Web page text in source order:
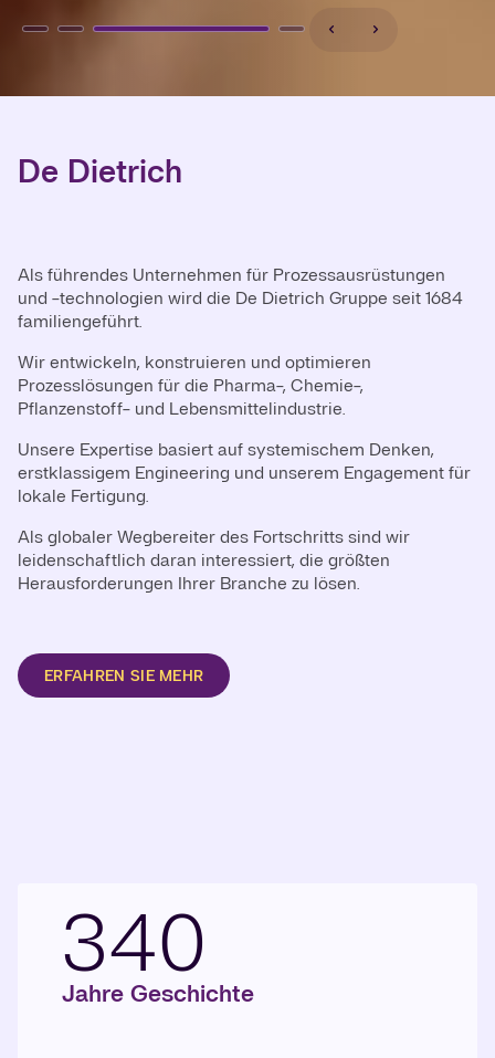
De Dietrich
Als führendes Unternehmen für Prozessausrüstungen
und -technologien wird die De Dietrich Gruppe seit 1684
familiengeführt.
Wir entwickeln, konstruieren und optimieren
Prozesslösungen für die Pharma-, Chemie-,
Pflanzenstoff- und Lebensmittelindustrie.
Unsere Expertise basiert auf systemischem Denken,
erstklassigem Engineering und unserem Engagement für
lokale Fertigung.
Als globaler Wegbereiter des Fortschritts sind wir
leidenschaftlich daran interessiert, die größten
Herausforderungen Ihrer Branche zu lösen.
ERFAHREN SIE MEHR
340
Jahre Geschichte